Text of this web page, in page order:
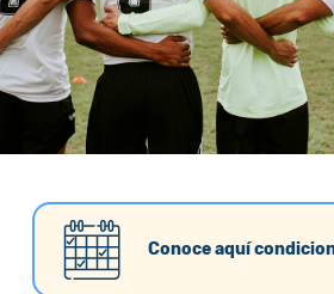
Conoce aquí